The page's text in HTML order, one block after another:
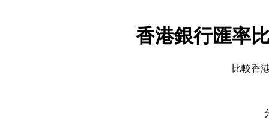
香港銀行匯率
比較香